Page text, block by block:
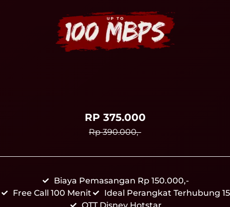
RP 375.000
Rp 390.000,-
Biaya Pemasangan Rp 150.000,-
Free Call 100 Menit
Ideal Perangkat Terhubung 15